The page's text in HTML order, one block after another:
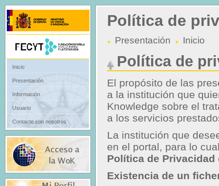
Política de
Presentación Inicio
Política de
El propósito de las
a la institución que
Knowledge sobre el
a los servicios
La institución que
en el portal, para lo
Política de Privacidad
Existencia de un
Inicio
Presentación
Información
Usuario
Contacte con nosotros